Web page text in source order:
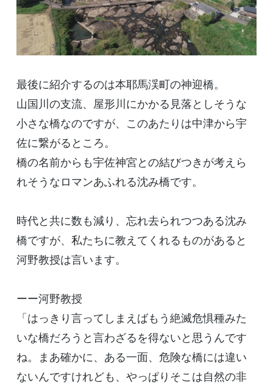
最後に紹介するのは本耶馬渓町の神迎橋。
山国川の支流、屋形川にかかる見落としそうな
小さな橋なのですが、このあたりは中津から宇
佐に繋がるところ。
橋の名前からも宇佐神宮との結びつきが考えら
れそうなロマンあふれる沈み橋です。
時代と共に数も減り、忘れ去られつつある沈み
橋ですが、私たちに教えてくれるものがあると
河野教授は言います。
ーー河野教授
「はっきり言ってしまえばもう絶滅危惧種みた
いな橋だろうと言わざるを得ないと思うんです
ね。まあ確かに、ある一面、危険な橋には違い
ないんですけれども、やっぱりそこは自然の非